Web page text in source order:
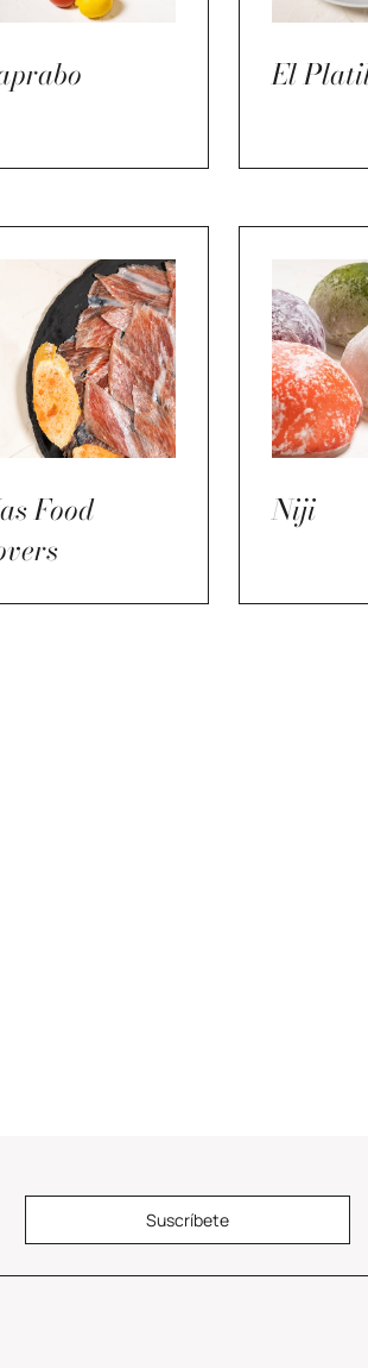
El
Food
Niji
Suscríbete